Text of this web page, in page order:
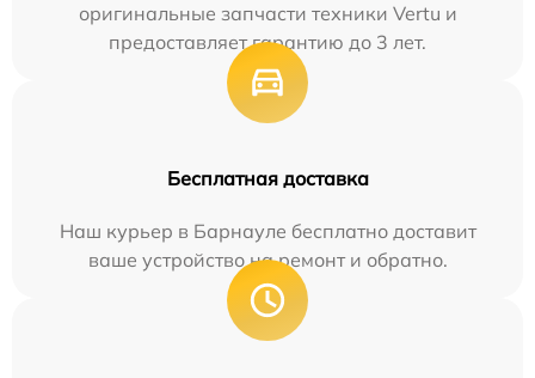
оригинальные запчасти техники Vertu и
предоставляет гарантию до 3 лет.
Бесплатная доставка
Наш курьер в Барнауле бесплатно доставит
ваше устройство на ремонт и обратно.